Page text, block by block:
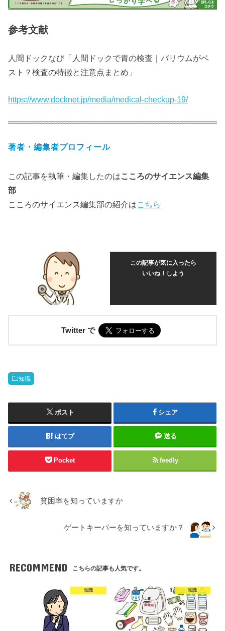
参考文献
人間ドックなび「人間ドックで胃の検査｜バリウムがベ
スト？検査の特徴と注意点まとめ」
https://www.docknet.jp/media/medical-checkup-19/
著者・編集者プロフィール
この記事を執筆・編集したのはこころのサイエンス編集
部
こころのサイエンス編集部の紹介はこちら
この記事が気に入ったら
いいね！しよう
Twitter で
知識
ポスト シェア
はてブ 送る
Pocket feedly
貧困率を知っていますか
ゲートキーパーを知っていますか？
RECOMMEND こちらの記事も人気です。
知識 知識